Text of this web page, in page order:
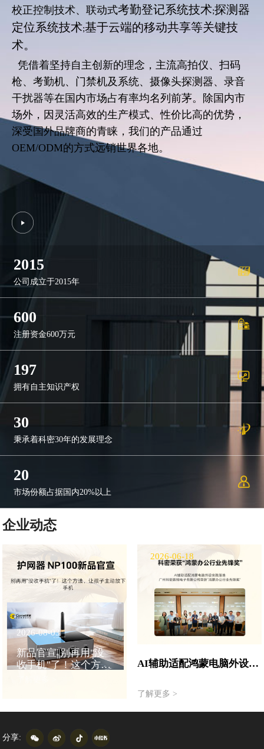
校正控制技术、联动式考勤登记系统技术;探测器
定位系统技术;基于云端的移动共享等关键技
术。
凭借着坚持自主创新的理念，主流高拍仪、扫码
枪、考勤机、门禁机及系统、摄像头探测器、录音
干扰器等在国内市场占有率均名列前茅。除国内市
场外，因灵活高效的生产模式、性价比高的优势，
深受国外品牌商的青睐，我们的产品通过
OEM/ODM的方式远销世界各地。
2015
公司成立于2015年
600
注册资金600万元
197
拥有自主知识产权
30
秉承着科密30年的发展理念
20
市场份额占据国内20%以上
企业动态
2026-08-03
新品官宣||别再用"没
收手机"了！这个方
2026-07-27
科密携手华为擎云｜高拍仪
2026-06-18
AI辅助适配鸿蒙电脑外设实
锋奖“
了解更多 >
分享: